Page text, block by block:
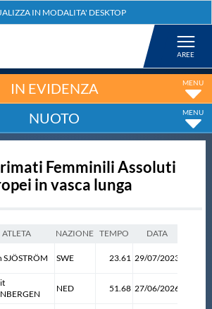
IN EVIDENZA
NUOTO
Femminili Assoluti
in vasca lunga
ATLETA NAZIONE TEMPO DATA
SJÖSTRÖM SWE 23.61 29/07/2023
NED 51.68 27/06/2026